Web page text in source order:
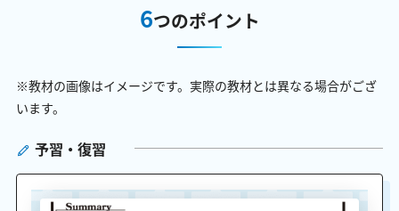
6つのポイント
※教材の画像はイメージです。実際の教材とは異なる場合がござ
います。
予習・復習